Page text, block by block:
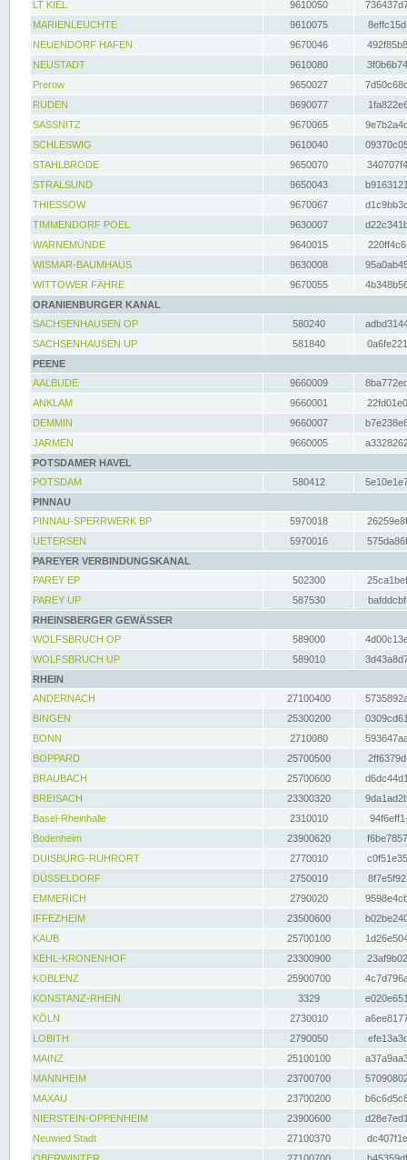
LT KIEL
9610050
MARIENLEUCHTE
9610075
NEUENDORF HAFEN
9670046
NEUSTADT
9610080
Prerow
9650027
RUDEN
9690077
SASSNITZ
9670065
SCHLESWIG
9610040
STAHLBRODE
9650070
STRALSUND
9650043
THIESSOW
9670067
TIMMENDORF POEL
9630007
WARNEMÜNDE
9640015
WISMAR-BAUMHAUS
9630008
WITTOWER FÄHRE
9670055
ORANIENBURGER KANAL
SACHSENHAUSEN OP
580240
SACHSENHAUSEN UP
581840
PEENE
AALBUDE
9660009
ANKLAM
9660001
DEMMIN
9660007
JARMEN
9660005
POTSDAMER HAVEL
POTSDAM
580412
PINNAU
PINNAU-SPERRWERK BP
5970018
UETERSEN
5970016
PAREYER VERBINDUNGSKANAL
PAREY EP
502300
PAREY UP
587530
RHEINSBERGER GEWÄSSER
WOLFSBRUCH OP
589000
WOLFSBRUCH UP
589010
RHEIN
ANDERNACH
27100400
BINGEN
25300200
BONN
2710080
BOPPARD
25700500
BRAUBACH
25700600
BREISACH
23300320
Basel-Rheinhalle
2310010
Bodenheim
23900620
DUISBURG-RUHRORT
2770010
DÜSSELDORF
2750010
EMMERICH
2790020
IFFEZHEIM
23500600
KAUB
25700100
KEHL-KRONENHOF
23300900
KOBLENZ
25900700
KONSTANZ-RHEIN
3329
KÖLN
2730010
LOBITH
2790050
MAINZ
25100100
MANNHEIM
23700700
MAXAU
23700200
NIERSTEIN-OPPENHEIM
23900600
Neuwied Stadt
27100370